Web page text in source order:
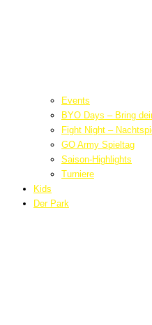
Events
BYO Days – Bring
Fight Night –
GO Army Spieltag
Saison-Highlights
Turniere
Kids
Der Park